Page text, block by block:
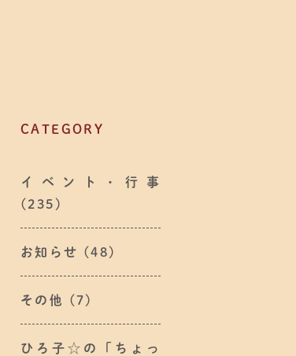
CATEGORY
イベント・行事
(235)
お知らせ (48)
その他 (7)
ひろ子☆の「ちょっ